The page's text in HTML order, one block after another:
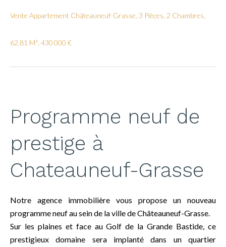
Vente Appartement Châteauneuf-Grasse, 3 Pièces, 2 Chambres,
62.81 M², 430 000 €
Programme neuf de
prestige à
Chateauneuf-Grasse
Notre agence immobilière vous propose un nouveau
programme neuf au sein de la ville de Châteauneuf-Grasse.
Sur les plaines et face au Golf de la Grande Bastide, ce
prestigieux domaine sera implanté dans un quartier